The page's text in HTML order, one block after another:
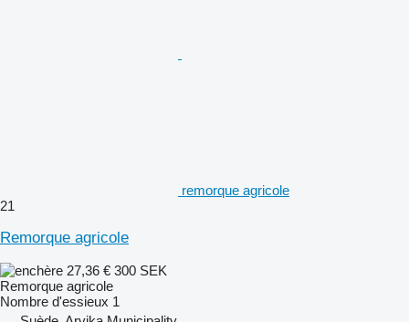
remorque agricole
21
Remorque agricole
27,36 € 300 SEK
Remorque agricole
Nombre d'essieux 1